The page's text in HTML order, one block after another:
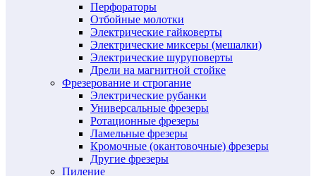
Перфораторы
Отбойные молотки
Электрические гайковерты
Электрические миксеры (мешалки)
Электрические шуруповерты
Дрели на магнитной стойке
Фрезерование и строгание
Электрические рубанки
Универсальные фрезеры
Ротационные фрезеры
Ламельные фрезеры
Кромочные (окантовочные) фрезеры
Другие фрезеры
Пиление